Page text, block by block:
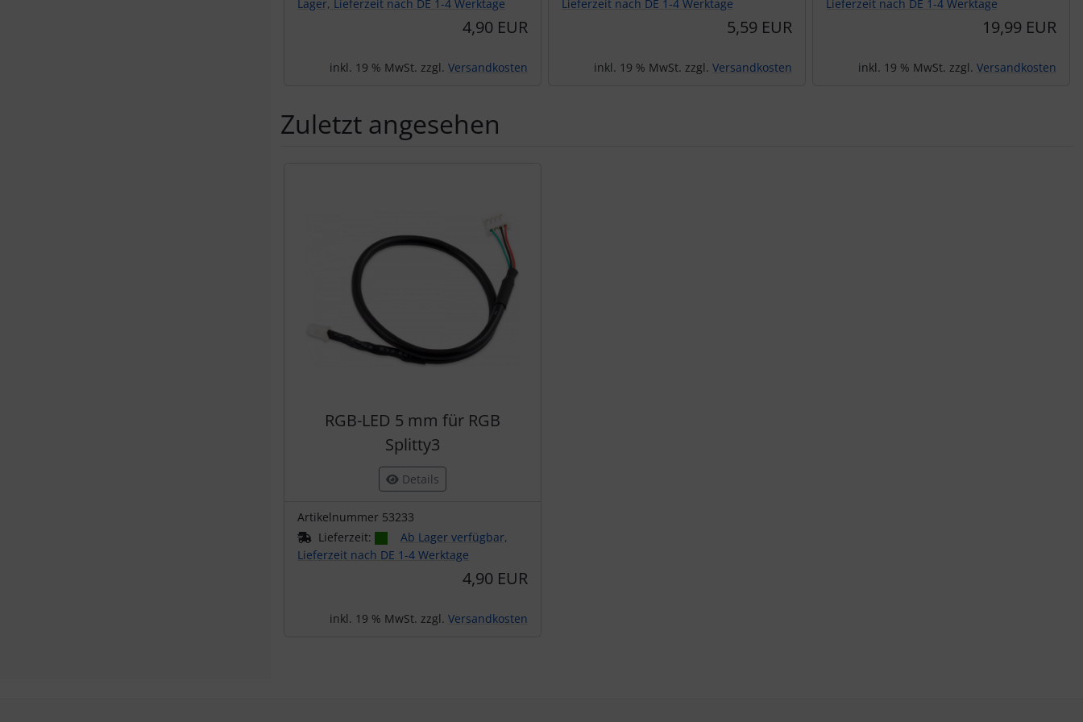
Lager, Lieferzeit nach DE 1-4 Werktage
4,90 EUR
inkl. 19 % MwSt. zzgl. Versandkosten
Lieferzeit nach DE 1-4 Werktage
5,59 EUR
inkl. 19 % MwSt. zzgl. Versandkosten
Lieferzeit nach DE 1-4 Werktage
19,99 EUR
inkl. 19 % MwSt. zzgl. Versandkosten
Zuletzt angesehen
RGB-LED 5 mm für RGB
Splitty3
Details
Artikelnummer 53233
Lieferzeit:
Ab Lager verfügbar,
Lieferzeit nach DE 1-4 Werktage
4,90 EUR
inkl. 19 % MwSt. zzgl. Versandkosten